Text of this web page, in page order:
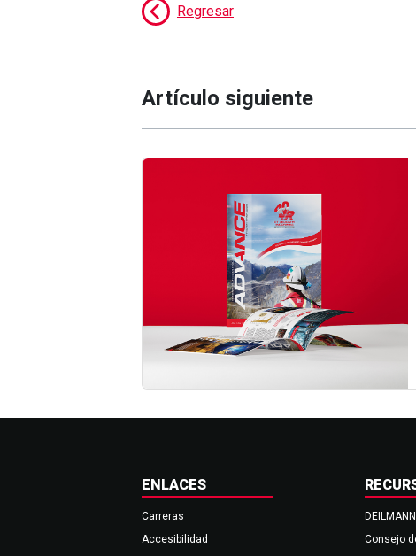
Regresar
Artículo siguiente
ENLACES
Carreras
Accesibilidad
DEILMANN
Consejo